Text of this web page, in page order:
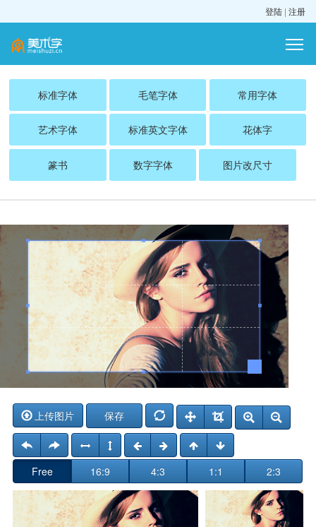
登陆 | 注册
标准字体 毛笔字体 常用字体
艺术字体 标准英文字体 花体字
篆书 数字字体 图片改尺寸
上传图片 保存
Free 16:9 4:3 1:1 2:3